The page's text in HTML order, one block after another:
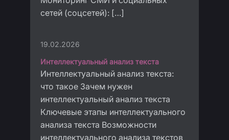
сетей (соцсетей): […]
19.02.2026
Интеллектуальный анализ текста
Интеллектуальный анализ текста:
что такое Зачем нужен
интеллектуальный анализ текста
Ключевые этапы интеллектуального
анализа текста Возможности
интеллектуального анализа текстов